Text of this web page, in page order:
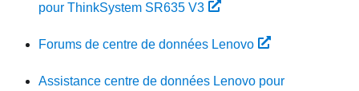
pour ThinkSystem SR635 V3
Forums de centre de données Lenovo
Assistance centre de données Lenovo pour